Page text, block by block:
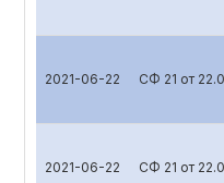
2021-06-22 СФ 21 от
2021-06-22 СФ 21 от